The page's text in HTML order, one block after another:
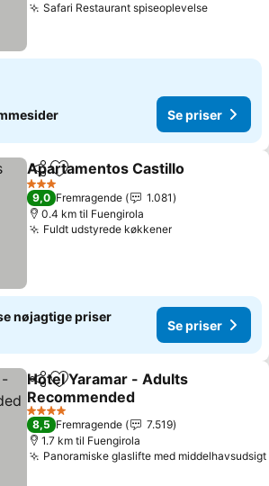
Safari Restaurant spiseoplevelse
Se priser
Del Føj til favoritter
Apartamentos Castillo
3 Stjerner
9,0 Fremragende
1.081
0.4 km til Fuengirola
Fuldt udstyrede køkkener
nøjagtige priser
Se priser
Del Føj til favoritter
Hotel Yaramar - Adults
Recommended
4 Stjerner
8,5 Fremragende
7.519
1.7 km til Fuengirola
Panoramiske glaslifte med middelhavsudsigt